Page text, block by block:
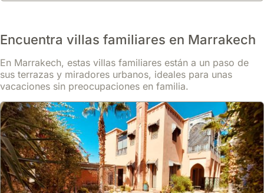
Encuentra villas familiares en Marrakech
En Marrakech, estas villas familiares están a un paso de
sus terrazas y miradores urbanos, ideales para unas
vacaciones sin preocupaciones en familia.